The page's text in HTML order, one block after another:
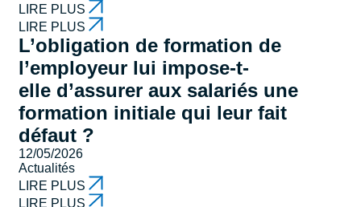
LIRE PLUS
LIRE PLUS
L’obligation de formation de
l’employeur lui impose-t-
elle d’assurer aux salariés une
formation initiale qui leur fait
défaut ?
12/05/2026
Actualités
LIRE PLUS
LIRE PLUS